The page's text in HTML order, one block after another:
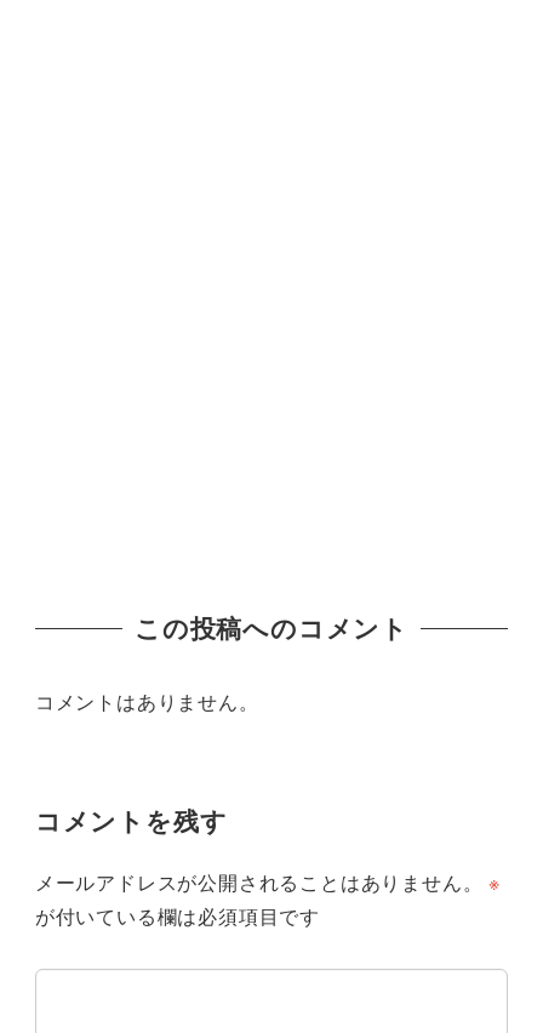
この投稿へのコメント
コメントはありません。
コメントを残す
メールアドレスが公開されることはありません。
※
が付いている欄は必須項目です